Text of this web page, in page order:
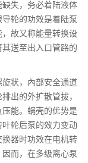
失，务必着陆液体
轮的功效是着陆泵
故又称能量转换设
送至出入口管路的
状，內部安全通道
出的外扩散管拔，
能。蜗壳的优势是
轮后泵的效力变动
器时功效在电机转
而，在多级离心泵